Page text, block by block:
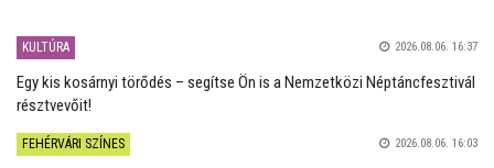
KULTÚRA 2026.08.06. 16:37
Egy kis kosárnyi törődés – segítse Ön is a Nemzetközi Néptáncfesztivál
résztvevőit!
FEHÉRVÁRI SZÍNES 2026.08.06. 16:03